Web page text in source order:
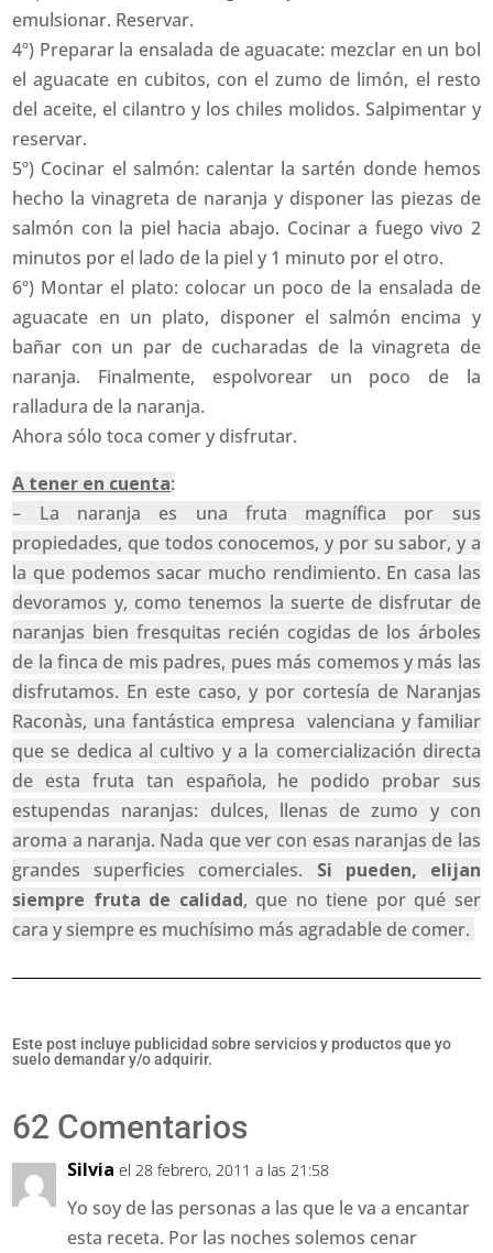
emulsionar. Reservar.
4º) Preparar la ensalada de aguacate: mezclar en un bol
el aguacate en cubitos, con el zumo de limón, el resto
del aceite, el cilantro y los chiles molidos. Salpimentar y
reservar.
5º) Cocinar el salmón: calentar la sartén donde hemos
hecho la vinagreta de naranja y disponer las piezas de
salmón con la piel hacia abajo. Cocinar a fuego vivo 2
minutos por el lado de la piel y 1 minuto por el otro.
6º) Montar el plato: colocar un poco de la ensalada de
aguacate en un plato, disponer el salmón encima y
bañar con un par de cucharadas de la vinagreta de
naranja. Finalmente, espolvorear un poco de la
ralladura de la naranja.
Ahora sólo toca comer y disfrutar.
A tener en cuenta:
– La naranja es una fruta magnífica por sus
propiedades, que todos conocemos, y por su sabor, y a
la que podemos sacar mucho rendimiento. En casa las
devoramos y, como tenemos la suerte de disfrutar de
naranjas bien fresquitas recién cogidas de los árboles
de la finca de mis padres, pues más comemos y más las
disfrutamos. En este caso, y por cortesía de Naranjas
Raconàs, una fantástica empresa valenciana y familiar
que se dedica al cultivo y a la comercialización directa
de esta fruta tan española, he podido probar sus
estupendas naranjas: dulces, llenas de zumo y con
aroma a naranja. Nada que ver con esas naranjas de las
grandes superficies comerciales. Si pueden, elijan
siempre fruta de calidad, que no tiene por qué ser
cara y siempre es muchísimo más agradable de comer.
Este post incluye publicidad sobre servicios y productos que yo
suelo demandar y/o adquirir.
62 Comentarios
Silvia el 28 febrero, 2011 a las 21:58
Yo soy de las personas a las que le va a encantar
esta receta. Por las noches solemos cenar